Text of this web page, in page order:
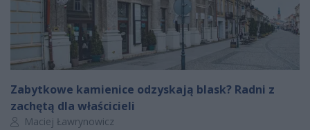
Zabytkowe kamienice odzyskają blask? Radni z
zachętą dla właścicieli
Autor artykułu:
Maciej Ławrynowicz